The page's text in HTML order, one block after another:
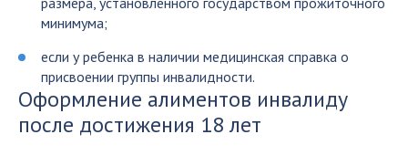
минимума;
если у ребенка в наличии медицинская справка о
присвоении группы инвалидности.
Оформление алиментов инвалиду
после достижения 18 лет